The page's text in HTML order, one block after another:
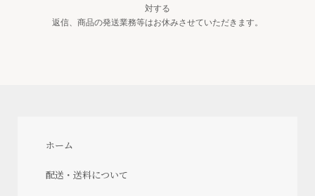
対する
返信、商品の発送業務等はお休みさせていただきます。
ホーム
配送・送料について